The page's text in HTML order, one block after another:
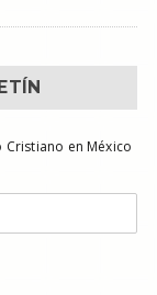
en México